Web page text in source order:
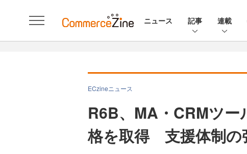
ニュース 記事 連載
ECzineニュース
R6B、MA・CRMツ
格を取得 支援体制の